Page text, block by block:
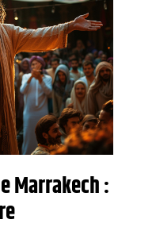
Marrakech :